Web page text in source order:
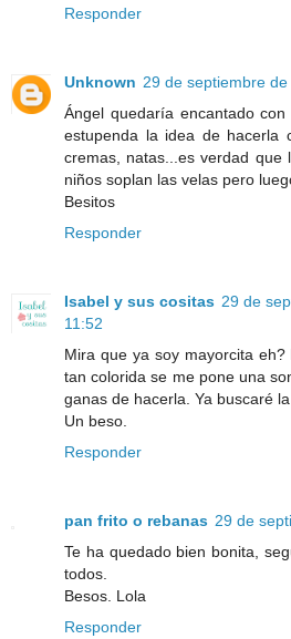
Responder
Unknown 29 de septiembre
Ángel quedaría encantado
estupenda la idea de hacerla
cremas, natas...es verdad
niños soplan las velas pero
Besitos
Responder
Isabel y sus cositas 29 de
11:52
Mira que ya soy mayorcita
tan colorida se me pone una
ganas de hacerla. Ya buscaré
Un beso.
Responder
pan frito o rebanas 29 de
Te ha quedado bien bonita,
todos.
Besos. Lola
Responder